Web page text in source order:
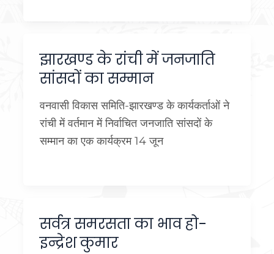
झारखण्ड के रांची में जनजाति
सांसदों का सम्मान
वनवासी विकास समिति-झारखण्ड के कार्यकर्ताओं ने
रांची में वर्तमान में निर्वाचित जनजाति सांसदों के
सम्मान का एक कार्यक्रम 14 जून
सर्वत्र समरसता का भाव हो-
इन्द्रेश कुमार